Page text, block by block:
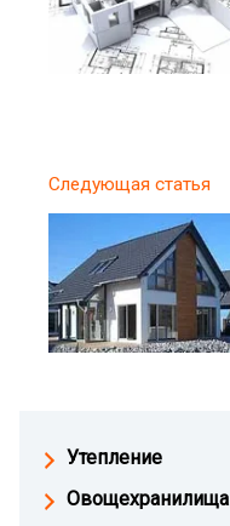
Утепление
Овощехранилища
Следующая статья